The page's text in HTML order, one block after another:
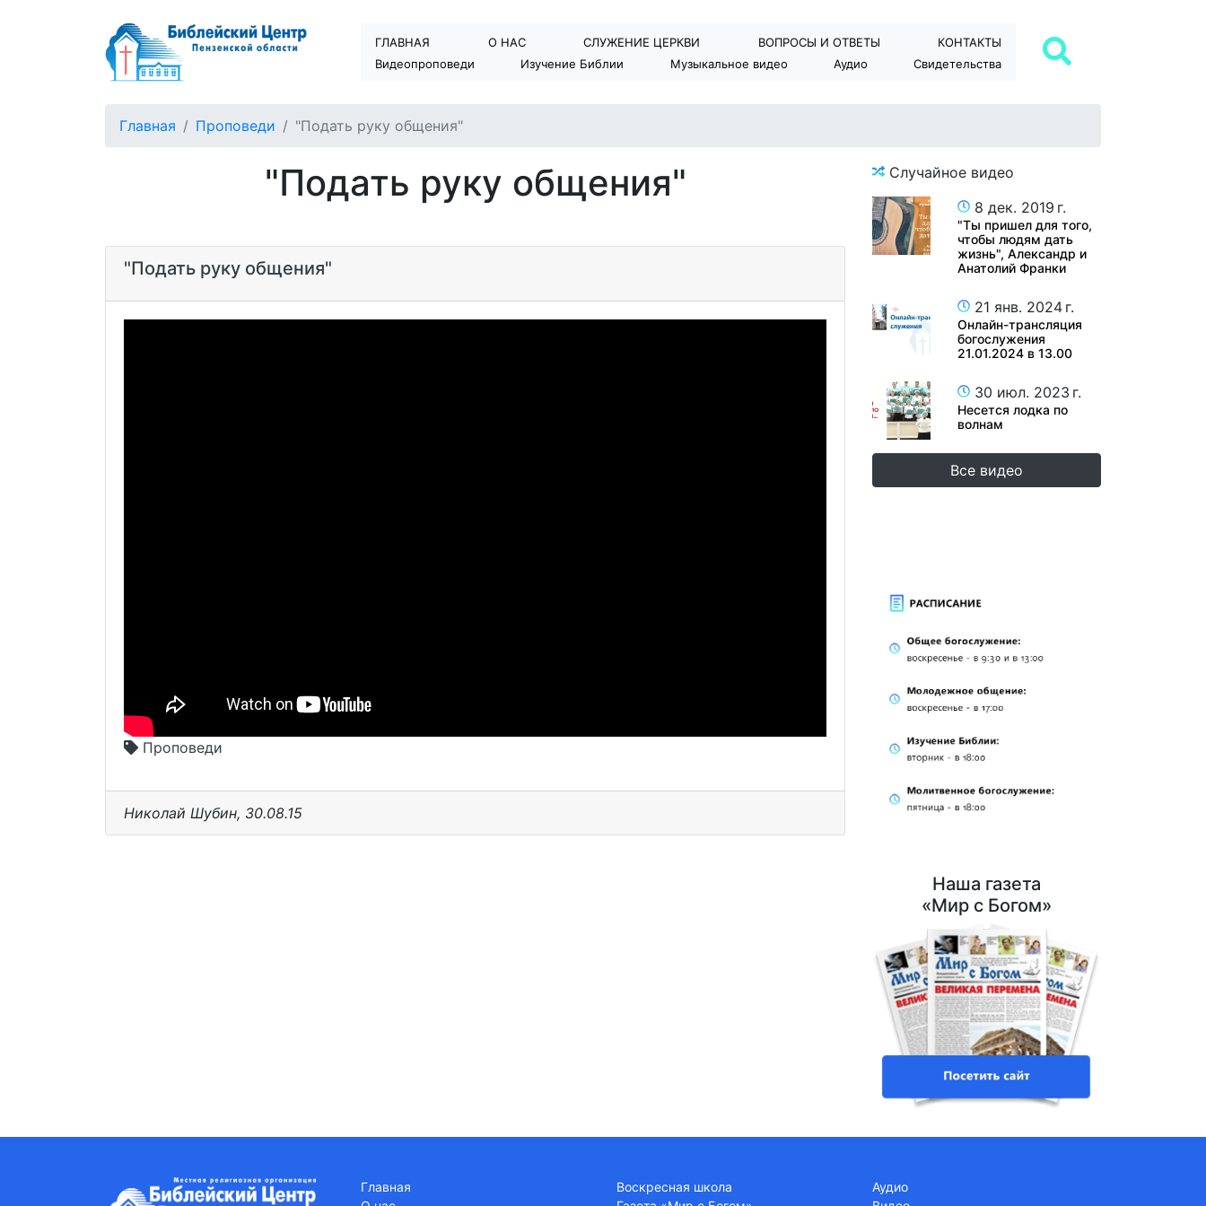
ГЛАВНАЯ О НАС СЛУЖЕНИЕ ЦЕРКВИ BОПРОСЫ И ОТВЕТЫ
КОНТАКТЫ
Видеопроповеди
Изучение Библии Музыкальное видео Аудио Свидетельства
Главная Проповеди "Подать руку общения"
"Подать руку общения"
"Подать руку общения"
Проповеди
Николай Шубин, 30.08.15
Случайное видео
8 дек. 2019 г.
"Ты пришел для того,
чтобы людям дать
жизнь", Александр и
Анатолий Франки
21 янв. 2024 г.
Онлайн-трансляция
богослужения
21.01.2024 в 13.00
30 июл. 2023 г.
Несется лодка по
волнам
Все видео
Наша газета
«Мир с Богом»
Главная
Воскресная школа
Аудио